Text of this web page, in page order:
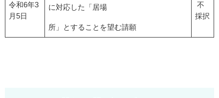
令和6年3
月5日​
に対応した「居場
所」とすることを望む請願
不
採択